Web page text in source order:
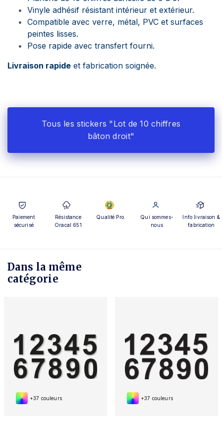
Vinyle adhésif résistant intérieur et extérieur.
Compatible avec verre, métal, PVC et surfaces
peintes lisses.
Pose rapide avec transfert fourni.
Livraison rapide et fabrication soignée.
Tous les stickers "Lot de 10 chiffres
bâton droit"
Paiement
sécurisé
Résistance
Oracal 651
Qualité Pro.
Qui sommes-
nous
Info livraison &
fabrication
Dans la même
catégorie
+37 couleurs +37 couleurs